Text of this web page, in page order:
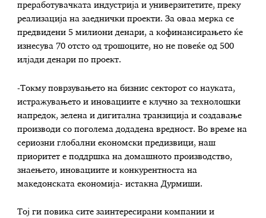
преработувачката индустрија и универзитетите, преку
реализација на заеднички проекти. За оваа мерка се
предвидени 5 милиони денари, а кофинансирањето ќе
изнесува 70 отсто од трошоците, но не повеќе од 500
илјади денари по проект.
-Токму поврзувањето на бизнис секторот со науката,
истражувањето и иновациите е клучно за технолошки
напредок, зелена и дигитална транзиција и создавање
производи со поголема додадена вредност. Во време на
сериозни глобални економски предизвици, наш
приоритет е поддршка на домашното производство,
знаењето, иновациите и конкурентноста на
македонската економија- истакна Дурмиши.
Тој ги повика сите заинтересирани компании и